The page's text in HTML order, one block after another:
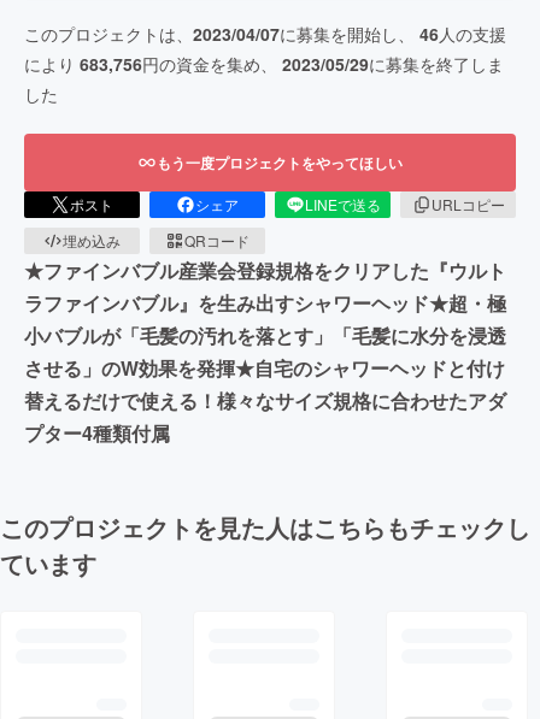
このプロジェクトは、 2023/04/07に募集を開始し、 46人の支援
により 683,756円の資金を集め、 2023/05/29に募集を終了しま
した
もう一度プロジェクトをやってほしい
ポスト シェア LINEで送る
URLコピー
埋め込み
QRコード
★ファインバブル産業会登録規格をクリアした『ウルト
ラファインバブル』を生み出すシャワーヘッド★超・極
小バブルが「毛髪の汚れを落とす」「毛髪に水分を浸透
させる」のW効果を発揮★自宅のシャワーヘッドと付け
替えるだけで使える！様々なサイズ規格に合わせたアダ
プター4種類付属
このプロジェクトを見た人はこちらもチェックし
ています